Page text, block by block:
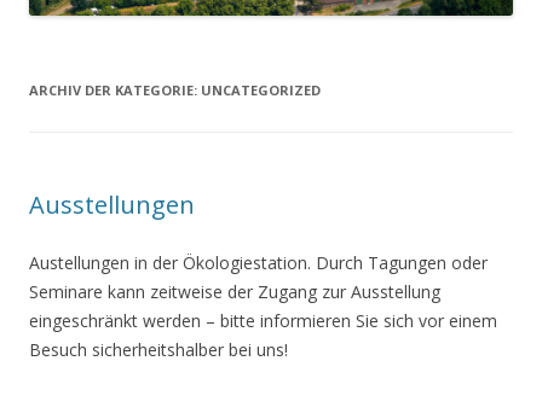
ARCHIV DER KATEGORIE: UNCATEGORIZED
Ausstellungen
Austellungen in der Ökologiestation. Durch Tagungen oder
Seminare kann zeitweise der Zugang zur Ausstellung
eingeschränkt werden – bitte informieren Sie sich vor einem
Besuch sicherheitshalber bei uns!